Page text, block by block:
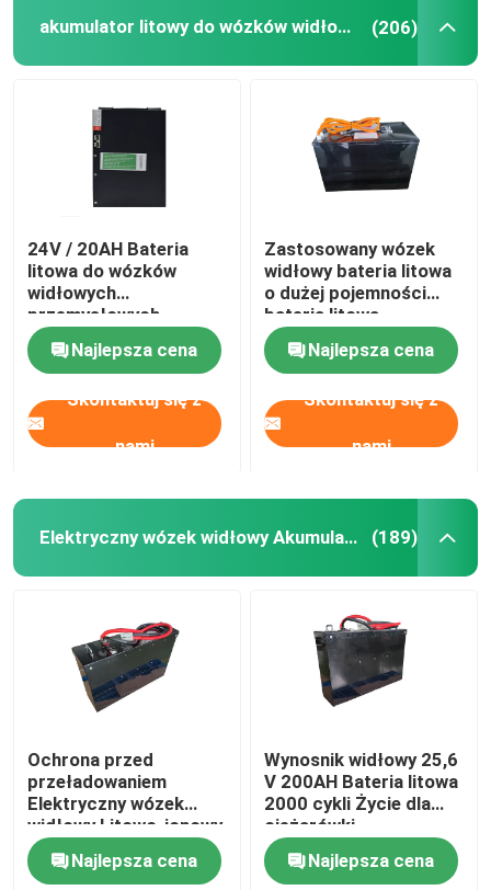
akumulator litowy do wózków widłowych (206)
24V / 20AH Bateria
litowa do wózków
widłowych
przemysłowych
197*74*260mm
WymiaryNajlepsza cena
Skontaktuj się z
nami
Zastosowany wózek
widłowy bateria litowa
o dużej pojemności
bateria litowa
ciężarówki 400Ah
Najlepsza cena
Skontaktuj się z
nami
Elektryczny wózek widłowy Akumulator litowo-jonowy (189)
Ochrona przed
przeładowaniem
Elektryczny wózek
widłowy Litowo-jonowy
akumulator 25,6V
272AHNajlepsza cena
Wynosnik widłowy 25,6
V 200AH Bateria litowa
2000 cykli Życie dla
ciężarówki
Najlepsza cena